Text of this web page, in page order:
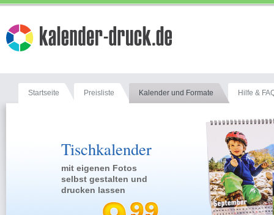
Startseite Preisliste Kalender und Formate Hilfe &
Tischkalender
mit eigenen Fotos
selbst gestalten und
drucken lassen